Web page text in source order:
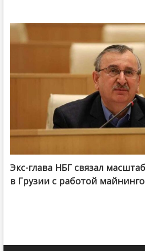
Экс-глава НБГ связал
в Грузии с работой